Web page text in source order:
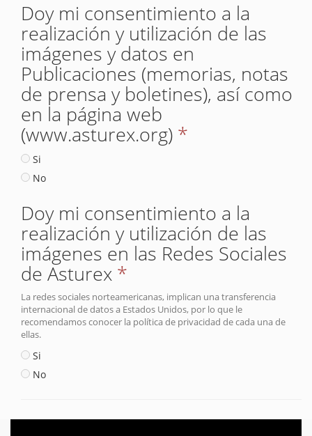
Doy mi consentimiento a la
realización y utilización de las
imágenes y datos en
Publicaciones (memorias, notas
de prensa y boletines), así como
en la página web
(www.asturex.org) *
Si
No
Doy mi consentimiento a la
realización y utilización de las
imágenes en las Redes Sociales
de Asturex *
La redes sociales norteamericanas, implican una transferencia
internacional de datos a Estados Unidos, por lo que le
recomendamos conocer la política de privacidad de cada una de
ellas.
Si
No